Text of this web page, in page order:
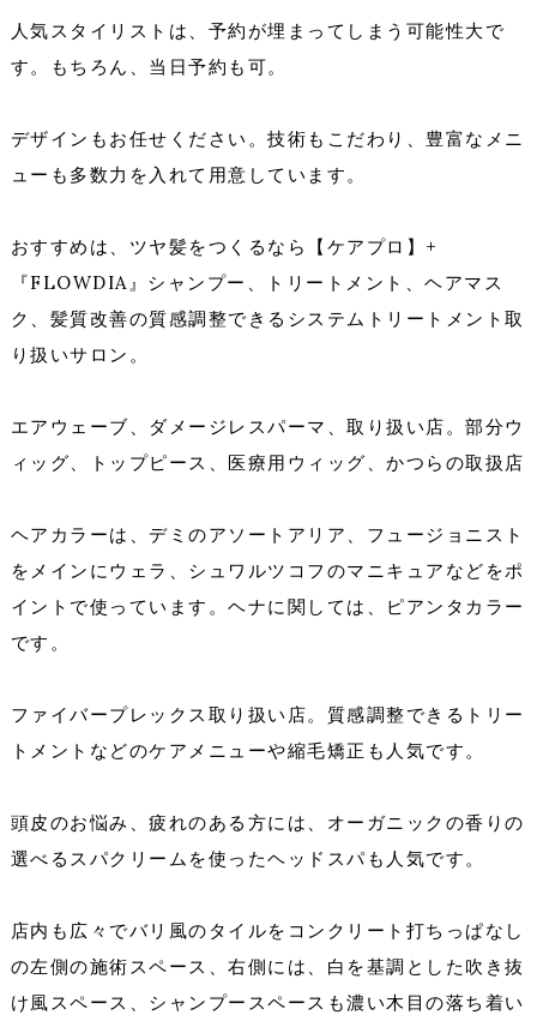
人気スタイリストは、予約が埋まってしまう可能性大で
す。もちろん、当日予約も可。
デザインもお任せください。技術もこだわり、豊富なメニ
ューも多数力を入れて用意しています。
おすすめは、ツヤ髪をつくるなら【ケアプロ】+
『FLOWDIA』シャンプー、トリートメント、ヘアマス
ク、髪質改善の質感調整できるシステムトリートメント取
り扱いサロン。
エアウェーブ、ダメージレスパーマ、取り扱い店。部分ウ
ィッグ、トップピース、医療用ウィッグ、かつらの取扱店
ヘアカラーは、デミのアソートアリア、フュージョニスト
をメインにウェラ、シュワルツコフのマニキュアなどをポ
イントで使っています。ヘナに関しては、ピアンタカラー
です。
ファイバープレックス取り扱い店。質感調整できるトリー
トメントなどのケアメニューや縮毛矯正も人気です。
頭皮のお悩み、疲れのある方には、オーガニックの香りの
選べるスパクリームを使ったヘッドスパも人気です。
店内も広々でバリ風のタイルをコンクリート打ちっぱなし
の左側の施術スペース、右側には、白を基調とした吹き抜
け風スペース、シャンプースペースも濃い木目の落ち着い